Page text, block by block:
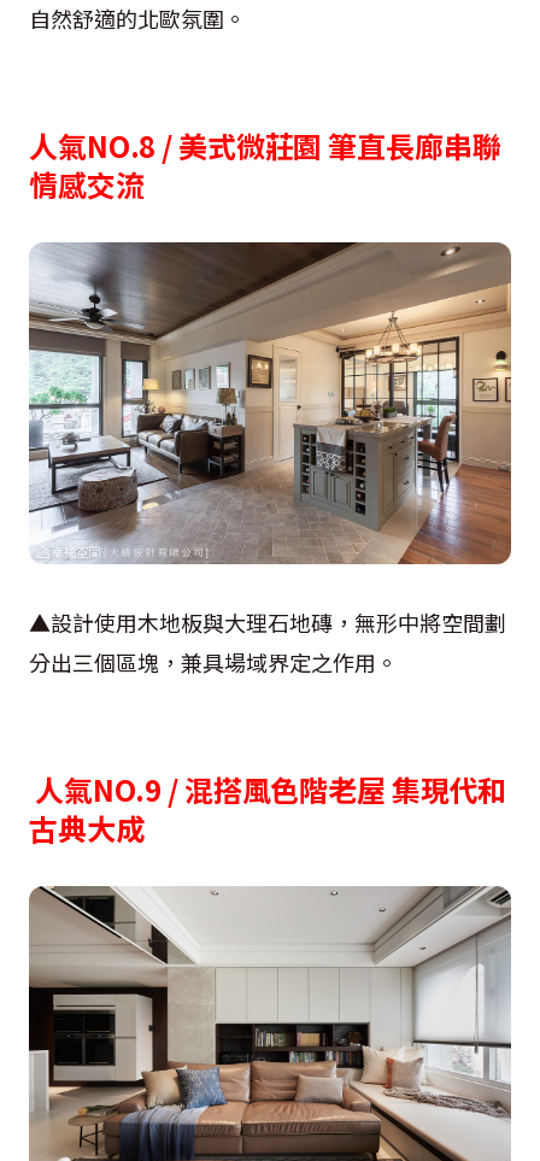
自然舒適的北歐氛圍。
人氣NO.8 / 美式微莊園 筆直長廊串聯
情感交流
▲設計使用木地板與大理石地磚，無形中將空間劃
分出三個區塊，兼具場域界定之作用。
人氣NO.9 /混搭風色階老屋 集現代和
古典大成